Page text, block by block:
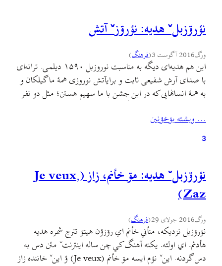
نؤرۊزبلˇ هديه: نؤرۊزˇ آتش
ورگ2016 آگوست 3 (فرهنگ)
این هم هدیه‌ای دیگه به مناسبت نوروزبل ۱۵۹۰ دیلمی. ترانه‌ای
با صدای آرش شفیعی ثابت و برایآتش نوروزی همهٔ ما گیلکان و
به همهٔ انسانهایی که در این جشن با ما سهیم هستن؛ مثل دو نفر
داوود (میکس و مستر) که اهل آبادانه. دم بچه‌های…
… ويشته بۊخؤنين
3
نؤرۊزبلˇ هديه: مۊ خأنم، زاز (Je veux,
Zaz)
ورگ2016 جولای 29 (فرهنگ)
نؤرۊزبل نزديکه، منأني خأنم اي رۊزؤن هيتؤ تترج شمره هديه
هأدئم. اي اولئه. يکته آهنگ کي چن ساله اينترنتˇ مئن دس به
دس گردنه. اينˇ نؤم ايسه مۊ خأنم (Je veux) ؤ اينˇ خاننده زاز